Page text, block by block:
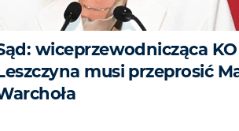
wiceprzewodnicząca
musi przeprosić